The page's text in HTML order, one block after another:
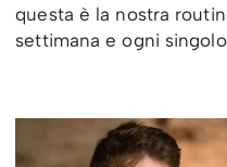
questa è la nostra
settimana e ogni